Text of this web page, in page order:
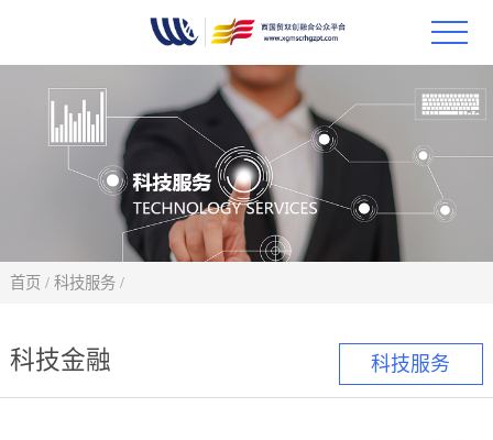
首页
政策
科技
合作
科技服务
首页 / 科技服务 /
科技金融